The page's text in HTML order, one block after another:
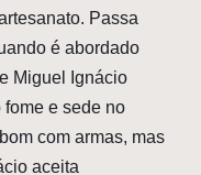
Passa
é abordado
Miguel Ignácio
e sede no
com armas, mas
aceita